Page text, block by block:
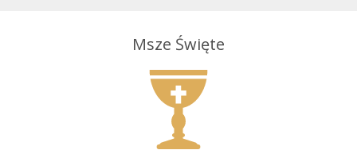
Msze Święte